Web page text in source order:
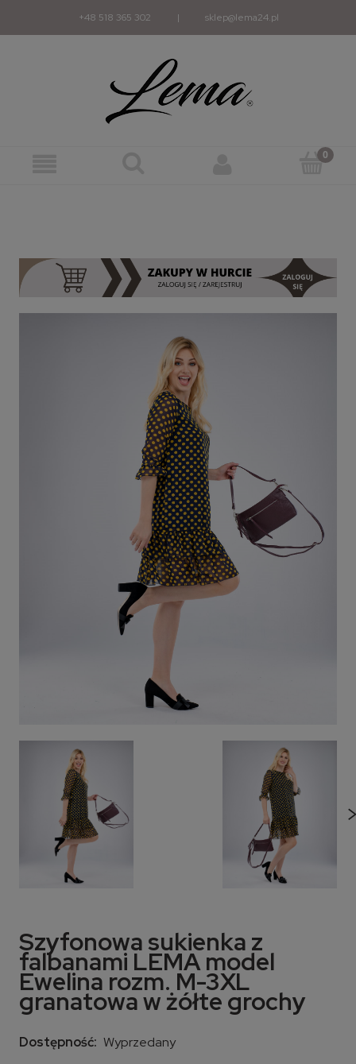
+48 518 365 302 | sklep@lema24.pl
Szyfonowa sukienka z
falbanami LEMA model
Ewelina rozm. M-3XL
granatowa w żółte grochy
Dostępność: Wyprzedany